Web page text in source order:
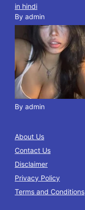
in hindi
By admin
By admin
About Us
Contact Us
Disclaimer
Privacy Policy
Terms and Conditions